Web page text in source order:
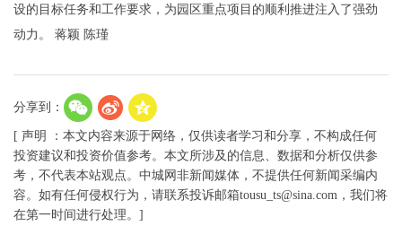
设的目标任务和工作要求，为园区重点项目的顺利推进注入了强劲
动力。 蒋颖 陈瑾
分享到：
[ 声明 ：本文内容来源于网络，仅供读者学习和分享，不构成任何
投资建议和投资价值参考。本文所涉及的信息、数据和分析仅供参
考，不代表本站观点。中城网非新闻媒体，不提供任何新闻采编内
容。如有任何侵权行为，请联系投诉邮箱tousu_ts@sina.com，我们将
在第一时间进行处理。]